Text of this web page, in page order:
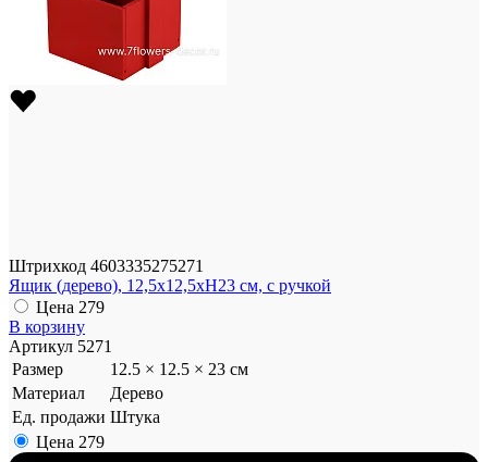
Штрихкод 4603335275271
Ящик (дерево), 12,5x12,5xH23 см, с ручкой
Цена 279
В корзину
Артикул 5271
Размер
12.5 × 12.5 × 23 см
Материал
Дерево
Ед. продажи Штука
Цена 279